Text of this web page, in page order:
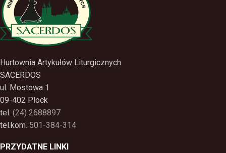
Hurtownia Artykułów Liturgicznych
SACERDOS
ul. Mostowa 1
09-402 Płock
tel. (24) 2688897
tel.kom. 501-384-314
PRZYDATNE LINKI